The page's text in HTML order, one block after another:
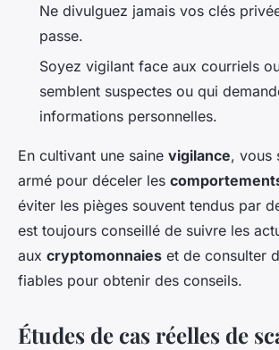
Ne divulguez jamais vos clés
passe.
Soyez vigilant face aux courriels
semblent suspectes ou qui
informations personnelles.
En cultivant une saine vigilance, vous
armé pour déceler les
éviter les pièges souvent tendus par
est toujours conseillé de suivre les
aux cryptomonnaies et de consulter
fiables pour obtenir des conseils.
Études de cas réelles de